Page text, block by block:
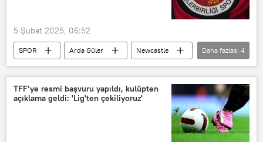
5 Şubat 2025, 06:52
SPOR Arda Güler
Newcastle
Premier Lig
Newcastle United
Transfer
Baran Yıldız
Daha fazlası 4
TFF’ye resmi başvuru yapıldı, kulüpten
açıklama geldi: 'Lig'ten çekiliyoruz'